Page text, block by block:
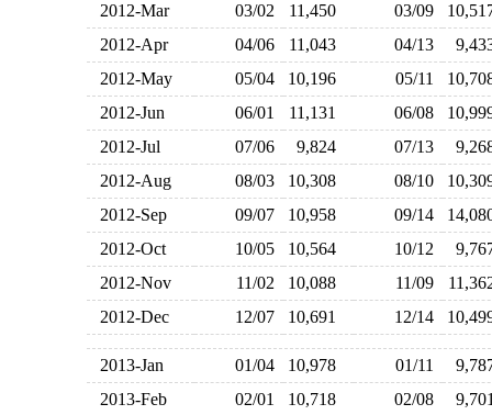
2012-Mar
03/02 11,450 03/09
2012-Apr
04/06 11,043 04/13
2012-May
05/04 10,196 05/11
2012-Jun
06/01 11,131 06/08
2012-Jul
07/06 9,824 07/13
2012-Aug
08/03 10,308 08/10
2012-Sep
09/07 10,958 09/14
2012-Oct
10/05 10,564 10/12
2012-Nov
11/02 10,088 11/09
2012-Dec
12/07 10,691 12/14
2013-Jan 01/04 10,978 01/11
2013-Feb
02/01 10,718 02/08